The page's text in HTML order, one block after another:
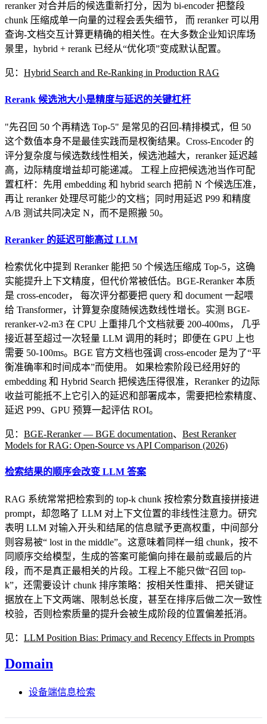
reranker 对合并后的候选重新打分，因为 bi-encoder 把整段
chunk 压缩成单一向量的过程会丢失细节， 而 reranker 可以用
查询-文档交互计算更精确的相关性。在大多数企业知识库场
景里，hybrid + rerank 已经从“优化项”变成默认配置。
见： Hybrid Search and Re-Ranking in Production RAG
Rerank 候选池大小是精度与延迟的关键杠杆
"先召回 50 个再精选 Top-5" 是常见的召回-精排模式，但 50
这个数值本身不是最佳实践而是权衡结果。Cross-Encoder 的
评分复杂度与候选数线性相关，候选池越大，reranker 延迟越
高，边际精度增益却可能递减。 工程上应把候选池当作可配
置杠杆：先用 embedding 和 hybrid search 把前 N 个候选压准，
再让 reranker 处理尽可能少的文档；同时用延迟 P99 和精度
A/B 测试共同决定 N，而不是照搬 50。
Reranker 的延迟可能高过 LLM
检索优化中提到 Reranker 能把 50 个候选压缩成 Top-5，这确
实能提升上下文精度，但代价常被低估。BGE-Reranker 本质
是 cross-encoder， 每次评分都要把 query 和 document 一起喂
给 Transformer，计算复杂度随候选数线性增长。实测 BGE-
reranker-v2-m3 在 CPU 上重排几个文档就要 200-400ms， 几乎
接近甚至超过一次轻量 LLM 调用的耗时；即便在 GPU 上也
需要 50-100ms。BGE 官方文档也强调 cross-encoder 是为了“平
衡准确率和时间成本”而使用。 如果检索阶段已经用好的
embedding 和 Hybrid Search 把候选压得很准，Reranker 的边际
收益可能抵不上它引入的延迟和部署成本，需要把检索精度、
延迟 P99、GPU 预算一起评估 ROI。
见： BGE-Reranker — BGE documentation、 Best Reranker
Models for RAG: Open-Source vs API Comparison (2026)
检索结果的顺序会改变 LLM 答案
RAG 系统常常把检索到的 top-k chunk 按检索分数直接拼接进
prompt，却忽略了 LLM 对上下文位置的非线性注意力。研究
表明 LLM 对输入开头和结尾的信息赋予更高权重，中间部分
则容易被“ lost in the middle”。这意味着同样一组 chunk，按不
同顺序交给模型，生成的答案可能偏向排在最前或最后的片
段，而不是真正最相关的片段。工程上不能只做“召回 top-
k”，还需要设计 chunk 排序策略：按相关性重排、 把关键证
据放在上下文两端、限制总长度，甚至在排序后做二次一致性
校验，否则检索质量的提升会被生成阶段的位置偏差抵消。
见： LLM Position Bias: Primacy and Recency Effects in Prompts
Domain
设备端信息检索